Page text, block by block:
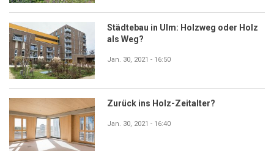
Städtebau in Ulm: Holzweg oder Holz
als Weg?
Jan. 30, 2021 - 16:50
Zurück ins Holz-Zeitalter?
Jan. 30, 2021 - 16:40